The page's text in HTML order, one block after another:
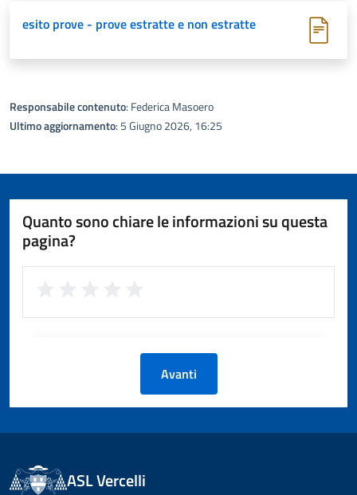
esito prove - prove estratte e non estratte
Responsabile contenuto: Federica Masoero
Ultimo aggiornamento: 5 Giugno 2026, 16:25
Quanto sono chiare le informazioni su questa
pagina?
Avanti
ASL Vercelli